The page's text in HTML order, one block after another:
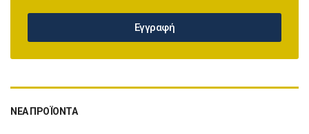
Εγγραφή
ΝΕΑ ΠΡΟΪΟΝΤΑ